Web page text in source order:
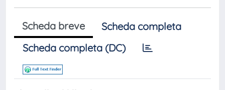
Scheda breve
Scheda completa
Scheda completa (DC)